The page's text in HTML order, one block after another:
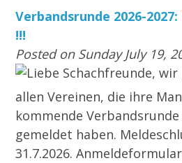
Verbandsrunde 2026-
!!!
Posted on Sunday July 19,
Liebe Schachfreunde,
allen Vereinen, die ihre
kommende
gemeldet haben.
31.7.2026.